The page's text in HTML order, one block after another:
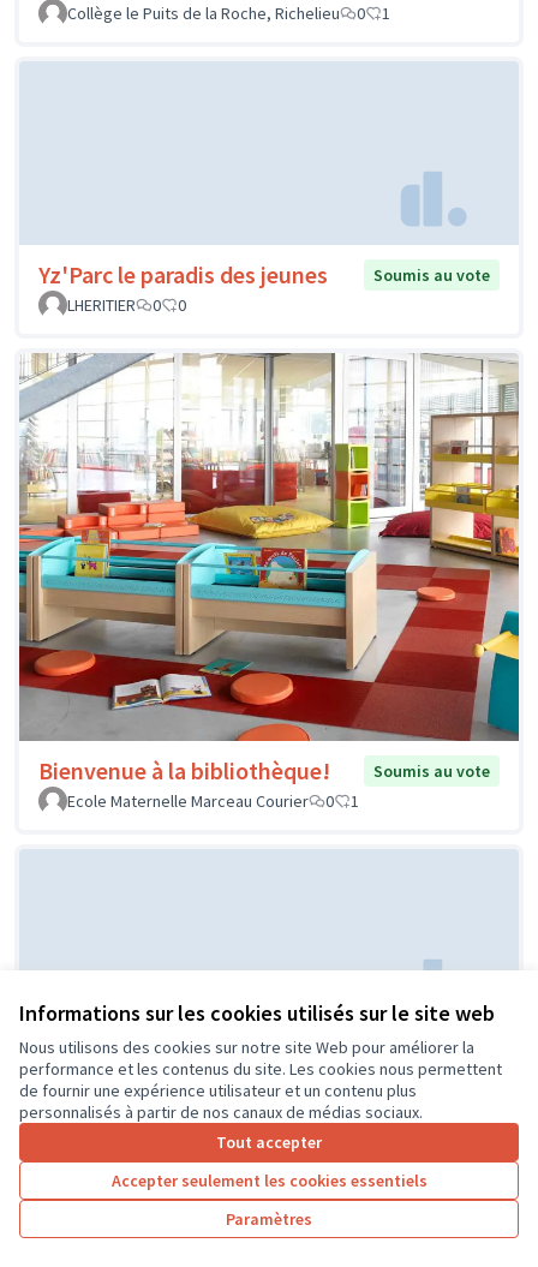
Informations sur les cookies utilisés sur le site web
Nous utilisons des cookies sur notre site Web pour améliorer la
performance et les contenus du site. Les cookies nous permettent
de fournir une expérience utilisateur et un contenu plus
personnalisés à partir de nos canaux de médias sociaux.
Tout accepter
Accepter seulement les cookies essentiels
Paramètres
Collège le Puits de la Roche, Richelieu
0 1
Yz'Parc le paradis des jeunes
Soumis au vote
LHERITIER
0 0
Bienvenue à la bibliothèque!
Soumis au vote
Ecole Maternelle Marceau Courier
0 1
Réaménagement de la classe de
CP
Soumis au
vote
ECOLE PUBLIQUE
0 0